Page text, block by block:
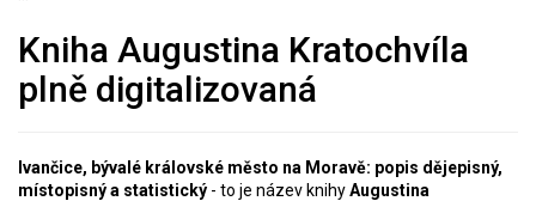
Kniha Augustina Kratochvíla
plně digitalizovaná
Ivančice, bývalé královské město na Moravě: popis dějepisný,
místopisný a statistický - to je název knihyAugustina